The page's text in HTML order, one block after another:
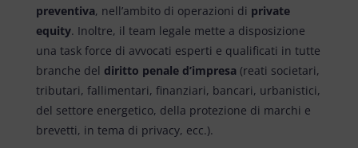
preventiva, nell’ambito di operazioni di private
equity. Inoltre, il team legale mette a disposizione
una task force di avvocati esperti e qualificati in tutte
branche del diritto penale d’impresa(reati societari,
tributari, fallimentari, finanziari, bancari, urbanistici,
del settore energetico, della protezione di marchi e
brevetti, in tema di privacy, ecc.).